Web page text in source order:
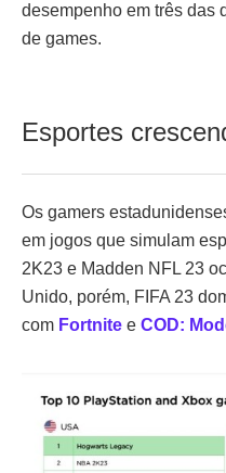
desempenho em três das
de games.
Esportes
Os gamers
em jogos que simulam
2K23 e Madden NFL 23
Unido, porém, FIFA 23
com Fortnite e COD: